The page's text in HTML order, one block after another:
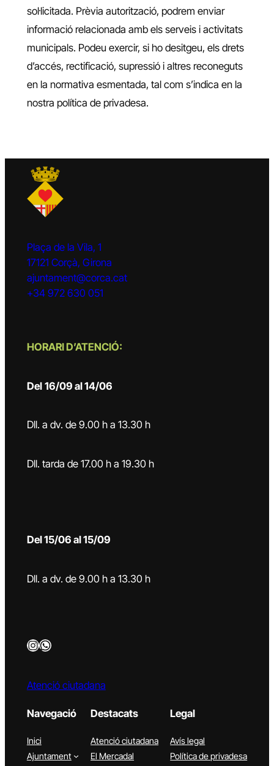
sol·licitada. Prèvia autorització, podrem enviar
informació relacionada amb els serveis i activitats
municipals. Podeu exercir, si ho desitgeu, els drets
d’accés, rectificació, supressió i altres reconeguts
en la normativa esmentada, tal com s’indica en la
nostra política de privadesa.
Plaça de la Vila, 1
17121 Corçà, Girona
ajuntament@corca.cat
+34 972 630 051
HORARI D’ATENCIÓ:
Del 16/09 al 14/06
Dll. a dv. de 9.00 h a 13.30 h
Dll. tarda de 17.00 h a 19.30 h
Del 15/06 al 15/09
Dll. a dv. de 9.00 h a 13.30 h
InstagramWhatsApp
Atenció ciutadana
Navegació
Inici
Ajuntament
Destacats
Atenció ciutadana
El Mercadal
Legal
Avís legal
Política de privadesa